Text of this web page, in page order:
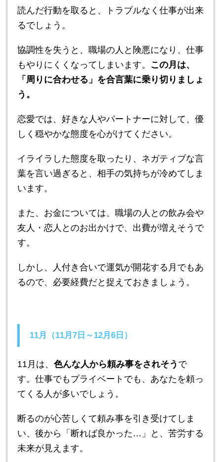
読んだ行動を取ると、トラブルなく仕事が出来
るでしょう。
協調性を失うと、職場の人と険悪になり、仕事
もやりにくくなってしまいます。 この月は、
「周りに合わせる」を合言葉に乗り切りましょ
う。
恋愛では、好きな人やパートナーに対して、優
しく穏やかな態度を心がけてください。
イライラした態度を取ったり、ネガティブな言
葉を言い過ぎると、相手の気持ちが冷めてしま
います。
また、お金については、職場の人との飲み会や
友人・恋人とのお出かけで、出費が増えそうで
す。
しかし、人付き合いで運気が開花する月でもあ
るので、必要経費だと捉えておきましょう。
11月（11月7日～12月6日）
11月は、 色んな人から頼み事をされそう で
す。仕事でもプライベートでも、あなたを頼っ
てくる人が多いでしょう。
断るのが心苦しくて頼み事を引き受けてしま
い、後から「断れば良かった…」と、苦労する
未来が見えます。